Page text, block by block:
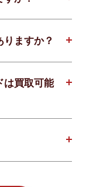
ますか？
は買取可能